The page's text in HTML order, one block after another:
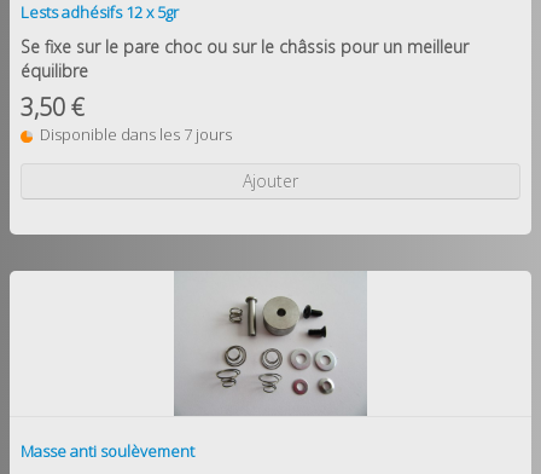
Lests adhésifs 12 x 5gr
Se fixe sur le pare choc ou sur le châssis pour un meilleur
équilibre
3,50 €
Disponible dans les 7 jours
Ajouter
Masse anti soulèvement